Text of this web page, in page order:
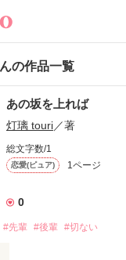
の作品一覧
あの坂を上れば
灯璃 touri／著
総文字数/1
恋愛(ピュア) 1ページ
0
#先輩 #後輩 #切ない